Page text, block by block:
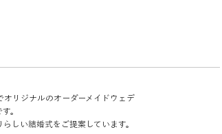
リジナルのオーダーメイドウェデ
。
しい結婚式をご提案しています。